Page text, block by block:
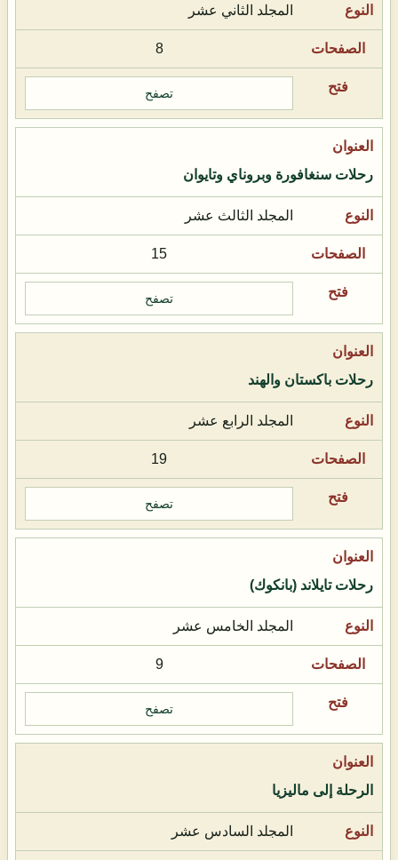
المجلد الثاني عشر
8
تصفح
رحلات سنغافورة وبروناي وتايوان
المجلد الثالث عشر
15
تصفح
رحلات باكستان والهند
المجلد الرابع عشر
19
تصفح
رحلات تايلاند (بانكوك)
المجلد الخامس عشر
9
تصفح
الرحلة إلى ماليزيا
المجلد السادس عشر